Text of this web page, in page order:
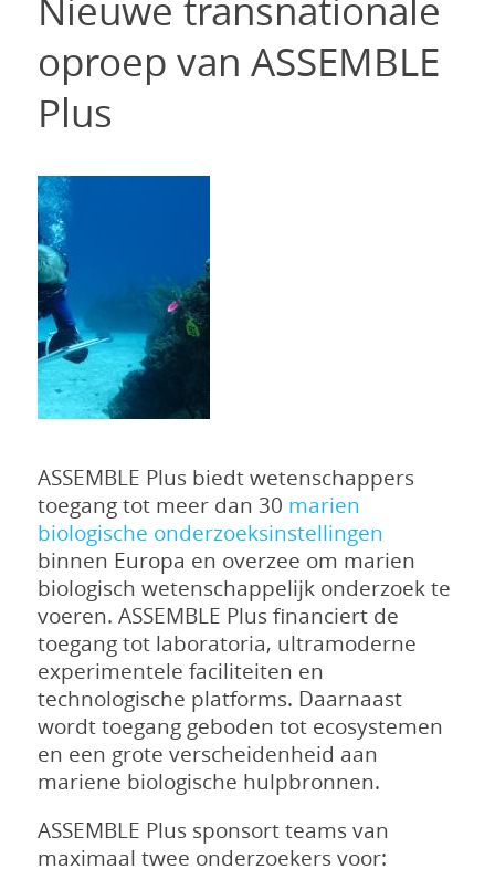
Nieuwe transnationale
oproep van ASSEMBLE
Plus
ASSEMBLE Plus biedt wetenschappers
toegang tot meer dan 30 marien
biologische onderzoeksinstellingen
binnen Europa en overzee om marien
biologisch wetenschappelijk onderzoek te
voeren. ASSEMBLE Plus financiert de
toegang tot laboratoria, ultramoderne
experimentele faciliteiten en
technologische platforms. Daarnaast
wordt toegang geboden tot ecosystemen
en een grote verscheidenheid aan
mariene biologische hulpbronnen.
ASSEMBLE Plus sponsort teams van
maximaal twee onderzoekers voor: